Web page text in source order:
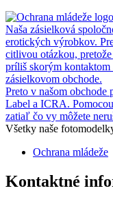
Naša zásielková
erotických výrobkov.
citlivou otázkou,
príliš skorým kontaktom
zásielkovom obchode.
Preto v našom obchode
Label a ICRA.
zatiaľ čo vy môžete
Všetky naše
Ochrana mládeže
Kontaktné